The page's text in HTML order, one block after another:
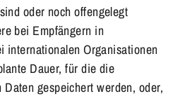
oder noch offengelegt
bei Empfängern in
internationalen Organisationen
Dauer, für die die
Daten gespeichert werden, oder,